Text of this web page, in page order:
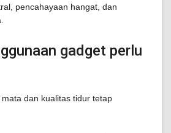
pencahayaan hangat, dan
gadget perlu
dan kualitas tidur tetap